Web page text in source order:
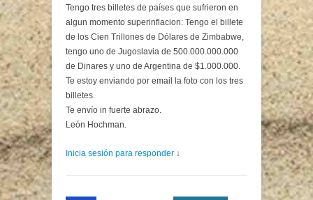
Tengo tres billetes de países que sufrieron en
algun momento superinflacion: Tengo el billete
de los Cien Trillones de Dólares de Zimbabwe,
tengo uno de Jugoslavia de 500.000.000.000
de Dinares y uno de Argentina de $1.000.000.
Te estoy enviando por email la foto con los tres
billetes.
Te envío in fuerte abrazo.
León Hochman.
Inicia sesión para responder ↓